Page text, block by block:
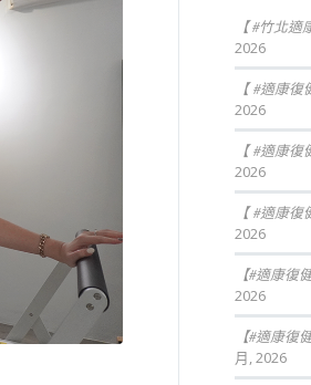
【 #竹北
2026
【 #適康
2026
【 #適康
2026
【 #適康
2026
【#適康復
2026
【#適康復
月, 2026